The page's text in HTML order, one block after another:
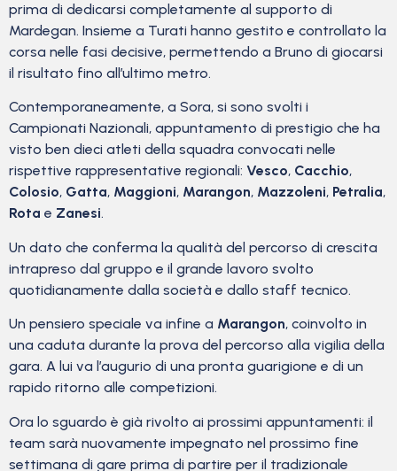
prima di dedicarsi completamente al supporto di
Mardegan. Insieme a Turati hanno gestito e controllato la
corsa nelle fasi decisive, permettendo a Bruno di giocarsi
il risultato fino all’ultimo metro.
Contemporaneamente, a Sora, si sono svolti i
Campionati Nazionali, appuntamento di prestigio che ha
visto ben dieci atleti della squadra convocati nelle
rispettive rappresentative regionali: Vesco, Cacchio,
Colosio, Gatta, Maggioni, Marangon, Mazzoleni, Petralia,
Rota e Zanesi.
Un dato che conferma la qualità del percorso di crescita
intrapreso dal gruppo e il grande lavoro svolto
quotidianamente dalla società e dallo staff tecnico.
Un pensiero speciale va infine a Marangon, coinvolto in
una caduta durante la prova del percorso alla vigilia della
gara. A lui va l’augurio di una pronta guarigione e di un
rapido ritorno alle competizioni.
Ora lo sguardo è già rivolto ai prossimi appuntamenti: il
team sarà nuovamente impegnato nel prossimo fine
settimana di gare prima di partire per il tradizionale